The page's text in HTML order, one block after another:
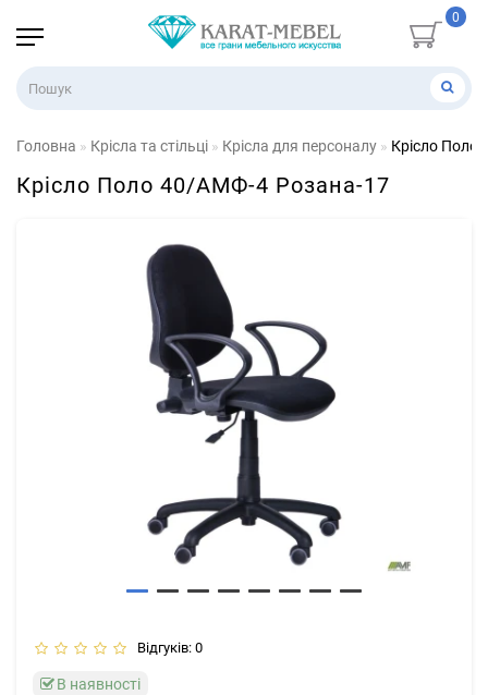
0
Головна Крісла та стільці Крісла для персоналу Крісло
Крісло Поло 40/АМФ-4 Розана-17
Відгуків: 0
В наявності